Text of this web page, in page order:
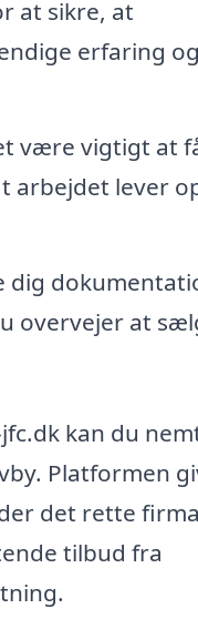
at sikre, at
erfaring
være vigtigt at
arbejdet lever
dig
overvejer at
kan du
Platformen
det rette
tilbud fra